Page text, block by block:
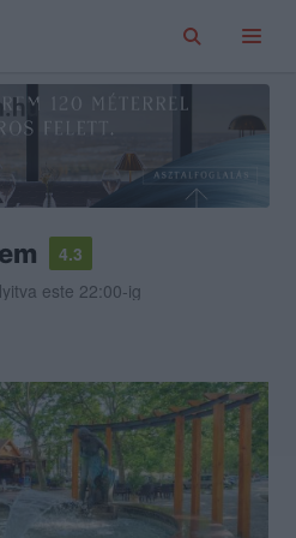
4.3
este 22:00-ig